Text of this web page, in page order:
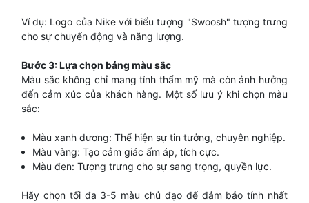
Ví dụ: Logo của Nike với biểu tượng "Swoosh" tượng trưng
cho sự chuyển động và năng lượng.
Bước 3: Lựa chọn bảng màu sắc
Màu sắc không chỉ mang tính thẩm mỹ mà còn ảnh hưởng
đến cảm xúc của khách hàng. Một số lưu ý khi chọn màu
sắc:
Màu xanh dương: Thể hiện sự tin tưởng, chuyên nghiệp.
Màu vàng: Tạo cảm giác ấm áp, tích cực.
Màu đen: Tượng trưng cho sự sang trọng, quyền lực.
Hãy chọn tối đa 3-5 màu chủ đạo để đảm bảo tính nhất